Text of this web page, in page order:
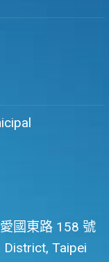
國東路 158 號
District, Taipei